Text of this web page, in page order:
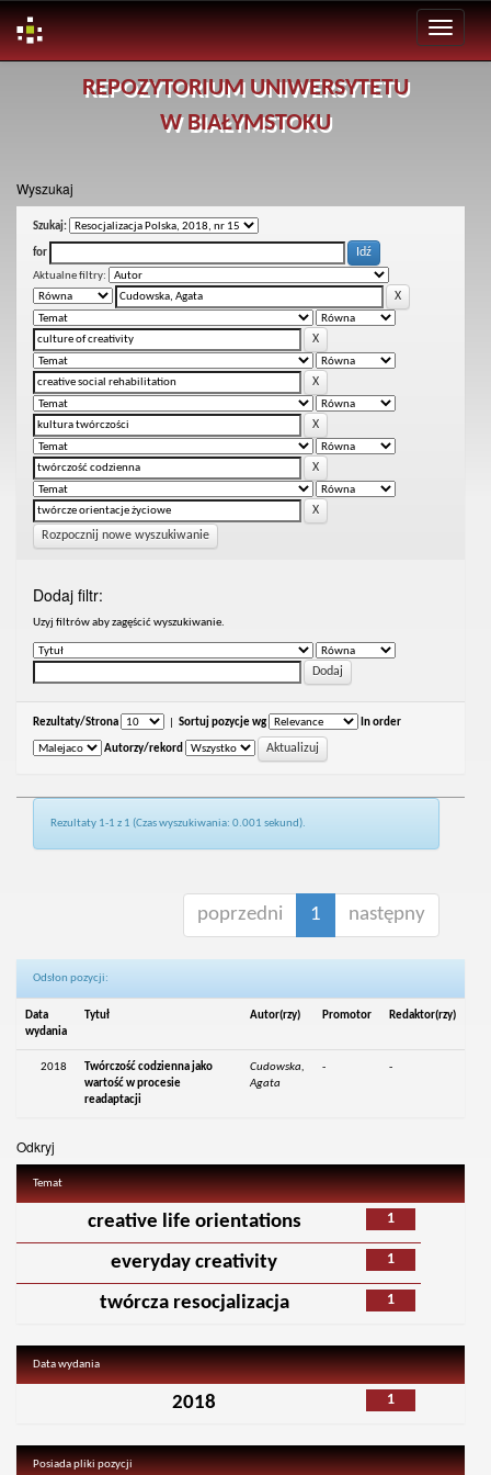
REPOZYTORIUM UNIWERSYTETU
W BIAŁYMSTOKU
Wyszukaj
Szukaj:
for
Aktualne filtry:
Rozpocznij nowe wyszukiwanie
Dodaj filtr:
Uzyj filtrów aby zagęścić wyszukiwanie.
Rezultaty/Strona Sortuj pozycje wg In order
Autorzy/rekord
Rezultaty 1-1 z 1 (Czas wyszukiwania: 0.001 sekund).
poprzedni 1 następny
Odsłon pozycji:
Data
wydania
Tytuł Autor(rzy) Promotor Redaktor(rzy)
2018
Twórczość codzienna jako
wartość w procesie
readaptacji
Cudowska,
Agata
- -
Odkryj
Temat
1
creative life orientations
1
everyday creativity
1
twórcza resocjalizacja
Data wydania
1
2018
Posiada pliki pozycji